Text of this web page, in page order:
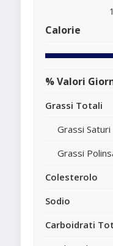
Calorie
% Valori
Grassi Totali
Grassi Saturi
Grassi
Colesterolo
Sodio
Carboidrati